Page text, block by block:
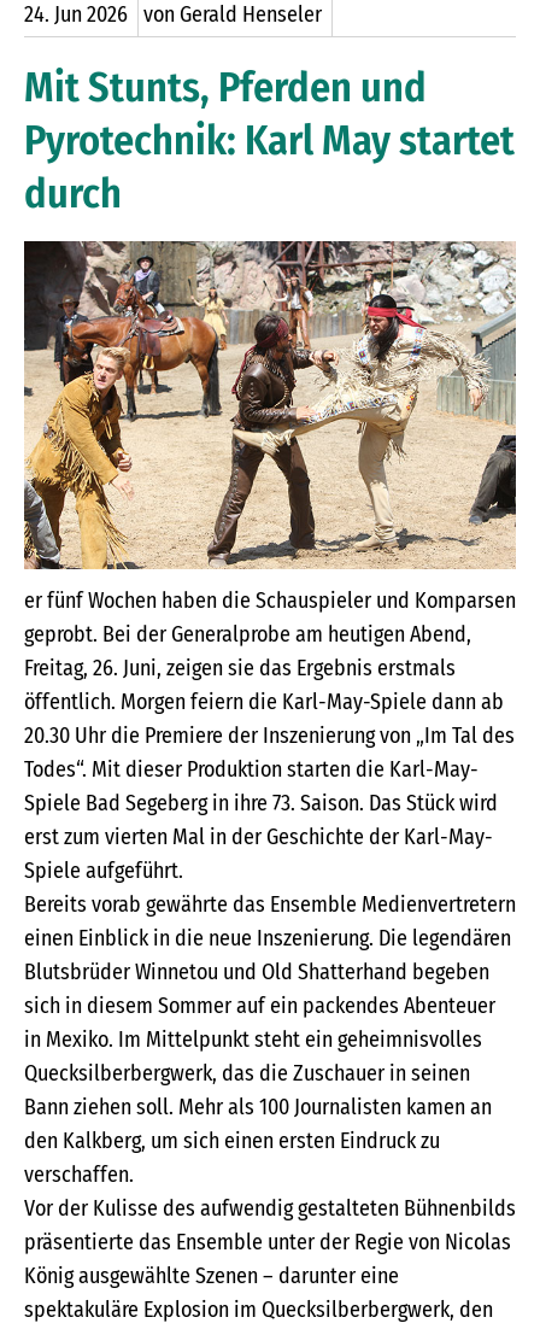
24. Jun2026 von Gerald Henseler
Mit Stunts, Pferden und
Pyrotechnik: Karl May startet
durch
er fünf Wochen haben die Schauspieler und Komparsen
geprobt. Bei der Generalprobe am heutigen Abend,
Freitag, 26. Juni, zeigen sie das Ergebnis erstmals
öffentlich. Morgen feiern die Karl-May-Spiele dann ab
20.30 Uhr die Premiere der Inszenierung von „Im Tal des
Todes“. Mit dieser Produktion starten die Karl-May-
Spiele Bad Segeberg in ihre 73. Saison. Das Stück wird
erst zum vierten Mal in der Geschichte der Karl-May-
Spiele aufgeführt.
Bereits vorab gewährte das Ensemble Medienvertretern
einen Einblick in die neue Inszenierung. Die legendären
Blutsbrüder Winnetou und Old Shatterhand begeben
sich in diesem Sommer auf ein packendes Abenteuer
in Mexiko. Im Mittelpunkt steht ein geheimnisvolles
Quecksilberbergwerk, das die Zuschauer in seinen
Bann ziehen soll. Mehr als 100 Journalisten kamen an
den Kalkberg, um sich einen ersten Eindruck zu
verschaffen.
Vor der Kulisse des aufwendig gestalteten Bühnenbilds
präsentierte das Ensemble unter der Regie von Nicolas
König ausgewählte Szenen – darunter eine
spektakuläre Explosion im Quecksilberbergwerk, den